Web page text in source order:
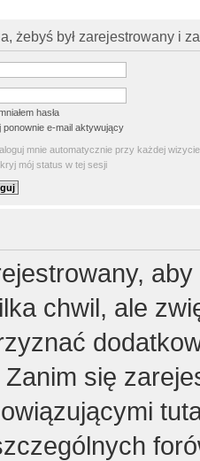
żebyś był zarejestrowany i
hasła
ponownie e-mail aktywujący
mnie automatycznie przy każdej wizycie
mój status w tej sesji
chwil, ale
się